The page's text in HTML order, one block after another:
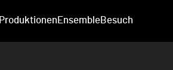
Produktionen EnsembleBesuch